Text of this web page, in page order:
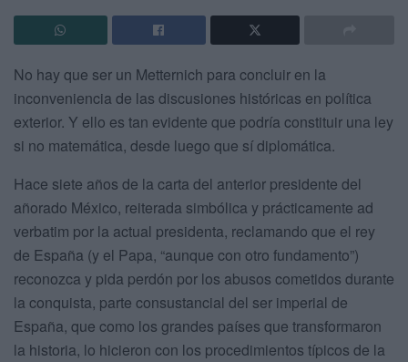
No hay que ser un Metternich para concluir en la
inconveniencia de las discusiones históricas en política
exterior. Y ello es tan evidente que podría constituir una ley
si no matemática, desde luego que sí diplomática.
Hace siete años de la carta del anterior presidente del
añorado México, reiterada simbólica y prácticamente ad
verbatim por la actual presidenta, reclamando que el rey
de España (y el Papa, “aunque con otro fundamento”)
reconozca y pida perdón por los abusos cometidos durante
la conquista, parte consustancial del ser imperial de
España, que como los grandes países que transformaron
la historia, lo hicieron con los procedimientos típicos de la